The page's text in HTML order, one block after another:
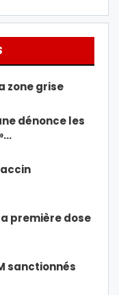
zone grise
dénonce les
première dose
sanctionnés